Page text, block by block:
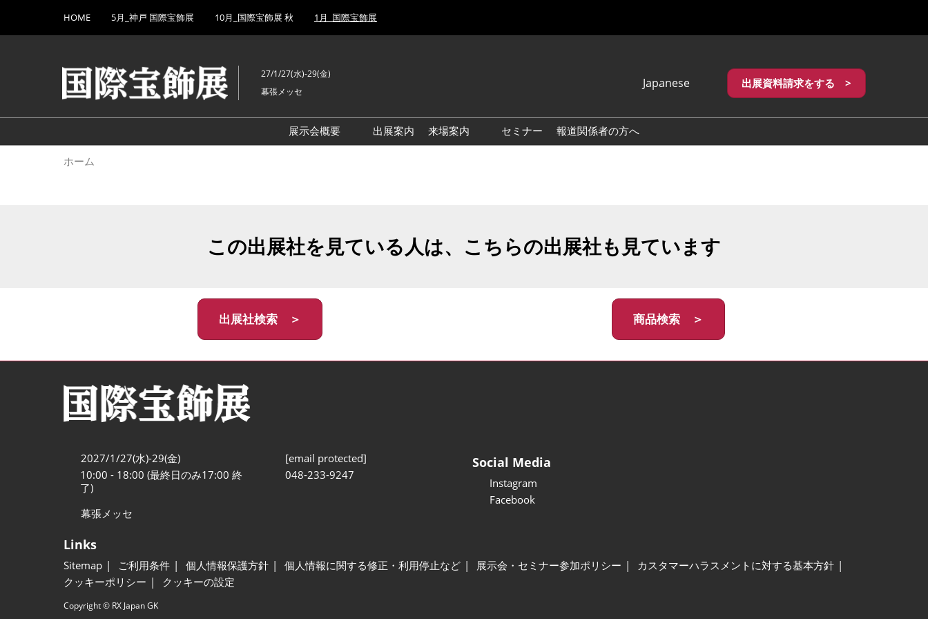
キ
し
て
to
HOME 5月_神戸 国際宝飾展 10月_国際宝飾展 秋 1月_国際宝飾展
27/1/27(水)-29(金)
幕張メッセ
Japanese
English
繁體中文
出展資料請求をする >
展示会概要
出展案内
来場案内
アクセス・来場ガイド
セミナー 報道関係者の方へ
ホーム
この出展社を見ている人は、こちらの出展社も見ています
出展社検索 ＞ 商品検索 ＞
2027/1/27(水)-29(金)
10:00 - 18:00 (最終日のみ17:00 終
了)
幕張メッセ
[email protected]
048-233-9247
Social Media
Instagram
Facebook
Links
Sitemap ご利用条件 個人情報保護方針 個人情報に関する修正・利用停止など 展示会・セミナー参加ポリシー
カスタマーハラスメントに対する基本方針
クッキーポリシー
クッキーの設定
Copyright © RX Japan GK